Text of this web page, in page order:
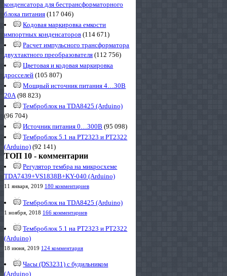
конденсатора для бестрансформаторного
блока питания (117 046)
Кодовая маркировка емкости
импортных конденсаторов (114 671)
Расчет импульсного трансформатора
двухтактного преобразователя (112 756)
Цветовая и кодовая маркировка
дросселей (105 807)
Мощный источник питания 4…30В
20А(98 823)
Темброблок на TDA8425 (Arduino)
(96 704)
Источник питания 0…300В (95 098)
Темброблок 5.1 на PT2323 и PT2322
(Arduino) (92 141)
ТОП 10 - комментарии
Регулятор тембра на микросхеме
TDA7439+VS1838B+KY-040 (Arduino)
11 января, 2019 180 комментариев
Темброблок на TDA8425 (Arduino)
1 ноября, 2018 166 комментариев
Темброблок 5.1 на PT2323 и PT2322
(Arduino)
18 июня, 2019 124 комментария
Часы (DS3231) с будильником
(Arduino)